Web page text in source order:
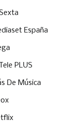
España
PLUS
De Música